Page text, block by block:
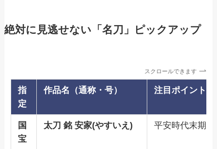
絶対に見逃せない「名刀」ピックアップ
スクロールできます
指
定
作品名（通称・号） 注目ポイント
国
宝
太刀 銘 安家(やすいえ) 平安時代末期